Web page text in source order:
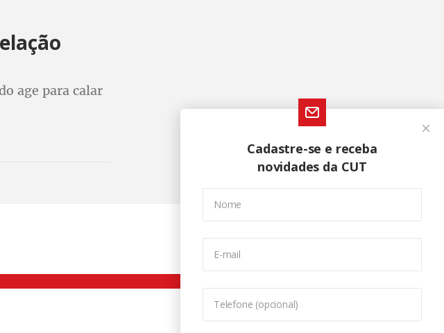
age para calar
Cadastre-se e receba
novidades da CUT
Nome
E-mail
Telefone (opcional)
- Fax (11) 2108 9310